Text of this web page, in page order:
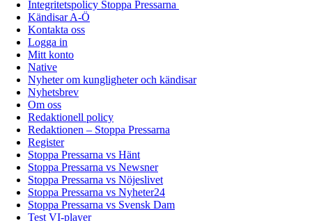
Integritetspolicy Stoppa Pressarna
Kändisar A-Ö
Kontakta oss
Logga in
Mitt konto
Native
Nyheter om kungligheter och kändisar
Nyhetsbrev
Om oss
Redaktionell policy
Redaktionen – Stoppa Pressarna
Register
Stoppa Pressarna vs Hänt
Stoppa Pressarna vs Newsner
Stoppa Pressarna vs Nöjeslivet
Stoppa Pressarna vs Nyheter24
Stoppa Pressarna vs Svensk Dam
Test VI-player